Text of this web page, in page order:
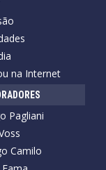
na Internet
Pagliani
Camilo